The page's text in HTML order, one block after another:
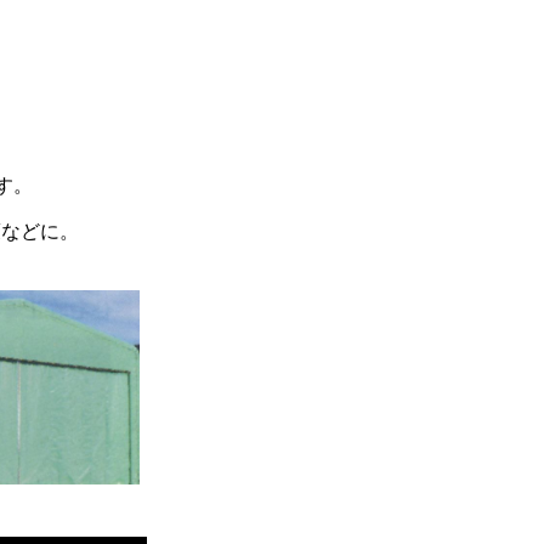
どに。